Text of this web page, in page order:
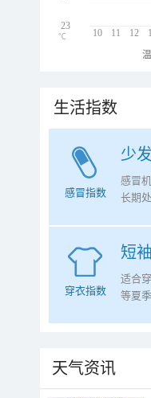
10 11 12
23
℃
生活指数
少发
感冒指数
感冒
长期
短袖
穿衣指数
适合
等夏
天气资讯